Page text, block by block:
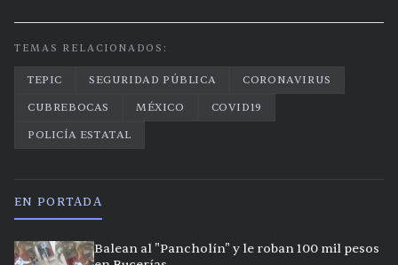
TEMAS RELACIONADOS:
TEPIC SEGURIDAD PÚBLICA
CORONAVIRUS
CUBREBOCAS
MÉXICO
COVID19
POLICÍA ESTATAL
EN PORTADA
Balean al "Pancholín" y le roban 100 mil pesos